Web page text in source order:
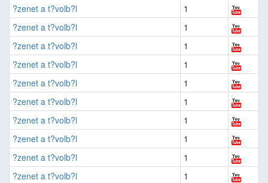
?zenet a t?volb?l
1
?zenet a t?volb?l
1
?zenet a t?volb?l
1
?zenet a t?volb?l
1
?zenet a t?volb?l
1
?zenet a t?volb?l
1
?zenet a t?volb?l
1
?zenet a t?volb?l
1
?zenet a t?volb?l
1
?zenet a t?volb?l
1